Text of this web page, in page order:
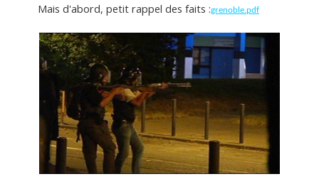
Mais d'abord, petit rappel des faits :grenoble.pdf